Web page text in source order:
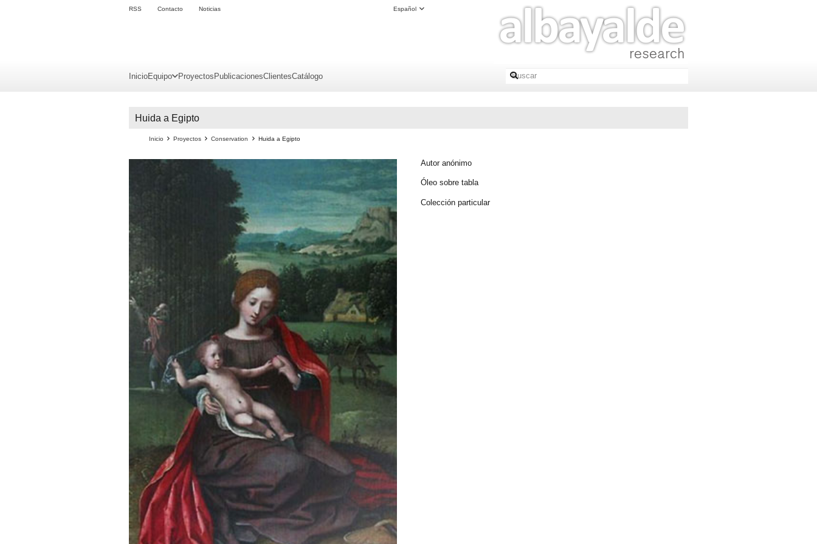
RSS Contacto Noticias Español
InicioEquipo ProyectosPublicacionesClientesCatálogo
Huida a Egipto
Inicio Proyectos Conservation Huida a Egipto
Autor anónimo
Óleo sobre tabla
Colección particular